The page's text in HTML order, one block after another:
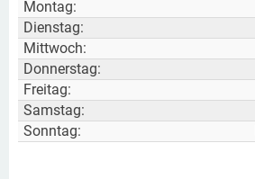
Montag:
Dienstag:
Mittwoch:
Donnerstag:
Freitag:
Samstag:
Sonntag: